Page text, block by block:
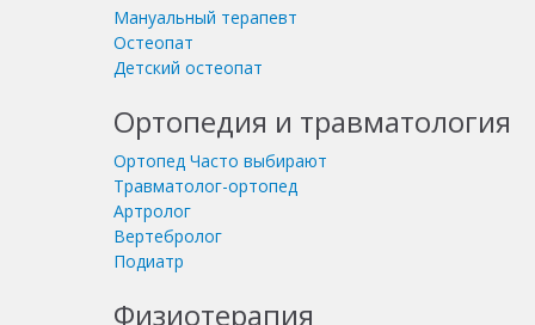
Мануальный терапевт
Остеопат
Детский остеопат
Ортопедия и травматология
Ортопед Часто выбирают
Травматолог-ортопед
Артролог
Вертебролог
Подиатр
Физиотерапия